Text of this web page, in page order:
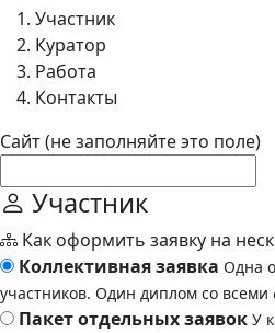
Участник
Куратор
Работа
Контакты
Сайт (не заполняйте это поле)
Участник
Как оформить заявку на
Коллективная заявка Одна
участников. Один диплом со
Пакет отдельных заявок У